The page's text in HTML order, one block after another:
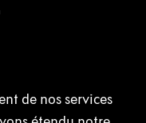
de nos services